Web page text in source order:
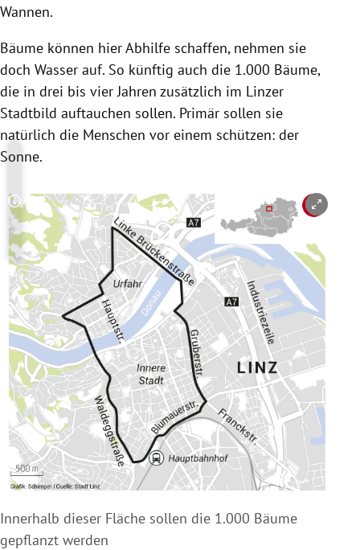
Wannen.
Bäume können hier Abhilfe schaffen, nehmen sie
doch Wasser auf. So künftig auch die 1.000 Bäume,
die in drei bis vier Jahren zusätzlich im Linzer
Stadtbild auftauchen sollen. Primär sollen sie
natürlich die Menschen vor einem schützen: der
Sonne.
Copyright-Hinweis öffnen/schließen
Innerhalb dieser Fläche sollen die 1.000 Bäume
gepflanzt werden